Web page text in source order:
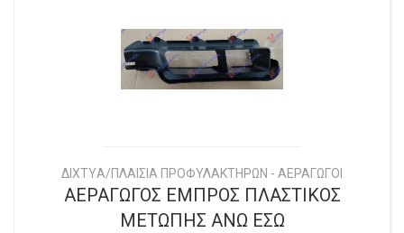
ΔΙΧΤYΑ/ΠΛΑΙΣΙΑ ΠΡΟΦΥΛΑΚΤΗΡΩΝ - ΑΕΡΑΓΩΓΟΙ
ΑΕΡΑΓΩΓΟΣ ΕΜΠΡΟΣ ΠΛΑΣΤΙΚΟΣ
ΜΕΤΩΠΗΣ ΑΝΩ ΕΣΩ